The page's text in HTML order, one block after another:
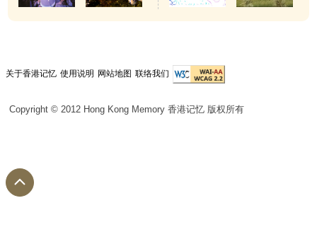
关于香港记忆 使用说明 网站地图 联络我们
Copyright © 2012 Hong Kong Memory 香港记忆 版权所有